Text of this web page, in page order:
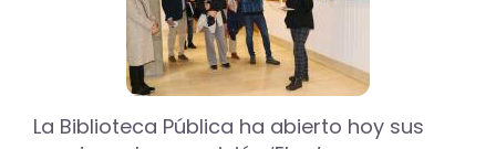
Ceramistas
Palentinos
próximo
9
La Biblioteca Pública ha abierto hoy sus